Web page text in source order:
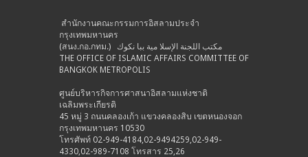
สำนักงานคณะกรรมการอิสลามประจำ
กรุงเทพมหานคร
(สนง.กอ.กทม.) مكتب اللجنة الإسلا مية ببا نكوك
THE OFFICE OF ISLAMIC AFFAIRS COMMITTEE OF
BANGKOK METROPOLIS
ศูนย์บริหารกิจการศาสนาอิสลามแห่งชาติ
เฉลิมพระเกียรติ
45 หมู่ 3 ถนนคลองเก้า แขวงคลองสิบ เขตหนองจอก
กรุงเทพมหานคร 10530
โทรศัพท์ 02-949-4184,02-9494259,02-949-
4330,02-989-7108 โทรสาร 25,26